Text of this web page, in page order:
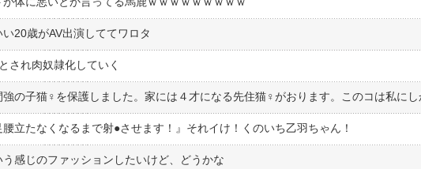
20歳がAV出演しててワロタ
され肉奴隷化していく
腰立たなくなるまで射●︎させます！』それイけ！くのいち乙羽ちゃん！
う感じのファッションしたいけど、どうかな